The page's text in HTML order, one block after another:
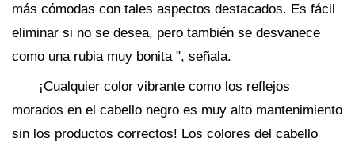
más cómodas con tales aspectos destacados. Es fácil
eliminar si no se desea, pero también se desvanece
como una rubia muy bonita ", señala.
¡Cualquier color vibrante como los reflejos
morados en el cabello negro es muy alto mantenimiento
sin los productos correctos! Los colores del cabello